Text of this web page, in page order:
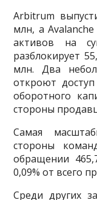
Arbitrum
млн, а
активов на
разблокирует
млн. Два
откроют
оборотного
стороны
Самая
стороны
обращении
0,09% от всего
Среди других